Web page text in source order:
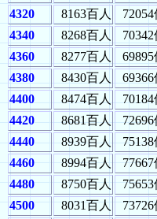
4320
8163百人 72054
4340
8268百人 70342
4360
8277百人 69895
4380
8430百人 69366
4400
8474百人 70184
4420
8681百人
4440
8939百人
4460
8994百人
4480
8750百人
4500
8031百人